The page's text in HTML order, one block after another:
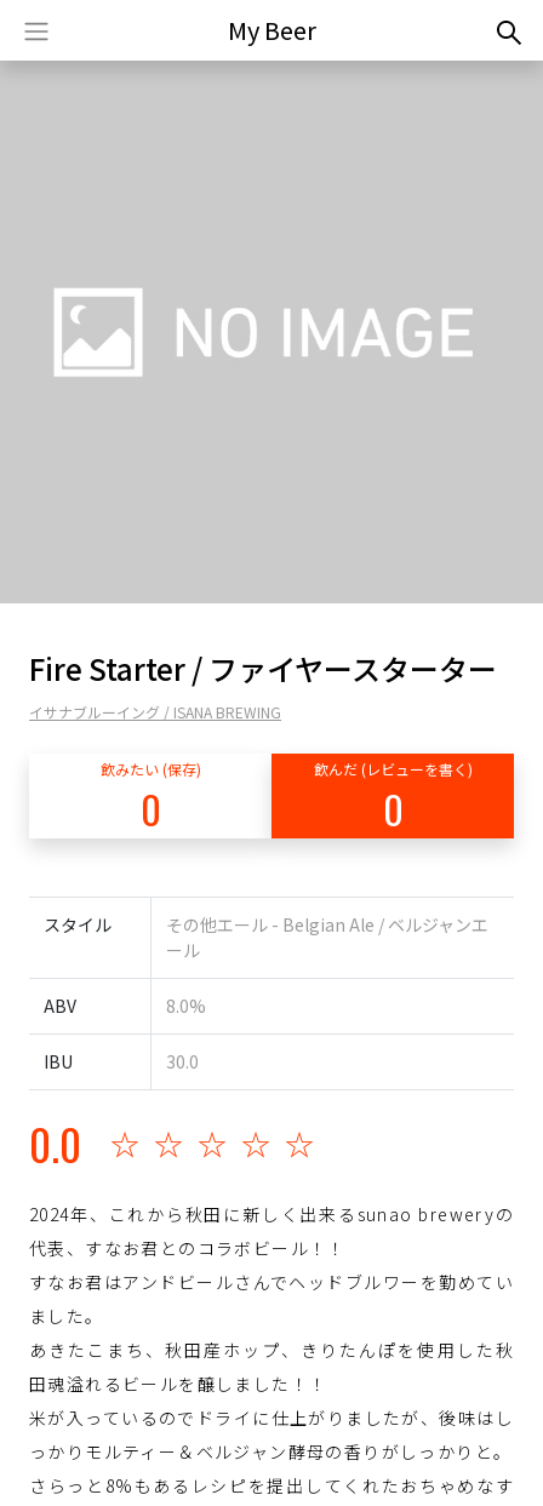
My Beer
Fire Starter / ファイヤースターター
イサナブルーイング / ISANA BREWING
飲みたい (保存)
0
飲んだ (レビューを書く)
0
スタイル
その他エール - Belgian Ale / ベルジャンエ
ール
ABV 8.0%
IBU 30.0
0.0 ☆☆☆☆☆
2024年、これから秋田に新しく出来るsunao breweryの
代表、すなお君とのコラボビール！！
すなお君はアンドビールさんでヘッドブルワーを勤めてい
ました。
あきたこまち、秋田産ホップ、きりたんぽを使用した秋
田魂溢れるビールを醸しました！！
米が入っているのでドライに仕上がりましたが、後味はし
っかりモルティー＆ベルジャン酵母の香りがしっかりと。
さらっと8%もあるレシピを提出してくれたおちゃめなす